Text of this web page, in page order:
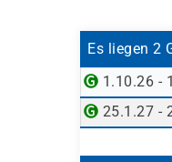
Es liegen 2
1.10.26 -
25.1.27 -